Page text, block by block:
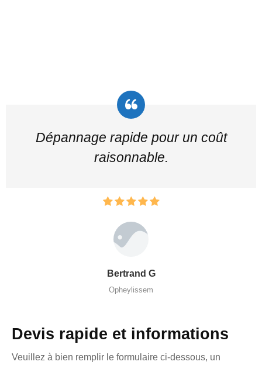
Dépannage rapide pour un coût
raisonnable.
Bertrand G
Opheylissem
Devis rapide et informations
Veuillez à bien remplir le formulaire ci-dessous, un